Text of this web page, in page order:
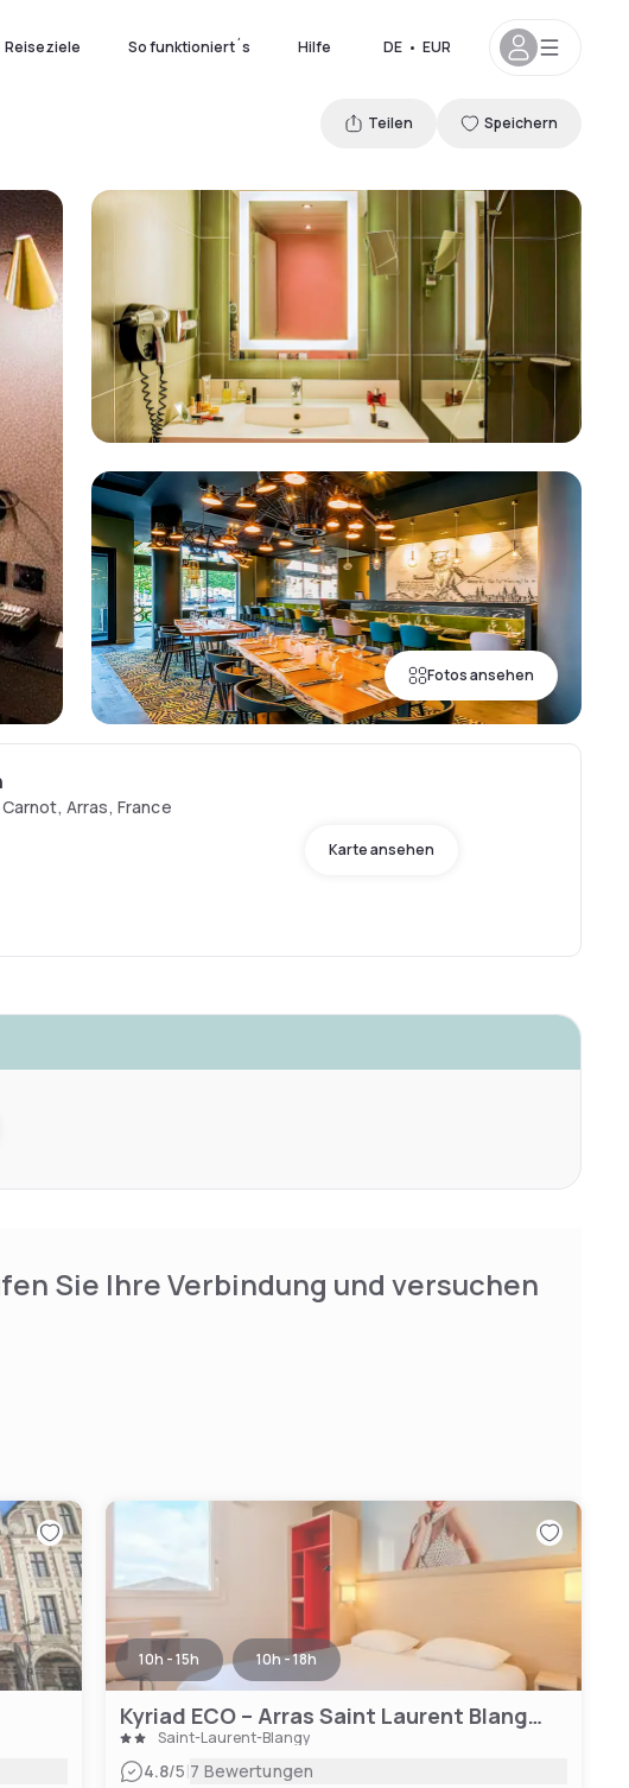
Reiseziele So funktioniert´s Hilfe DE • EUR
Fotos ansehen
Teilen Speichern
Arras, France
Karte ansehen
Sie Ihre Verbindung und versuchen
10h - 15h 10h - 18h
Kyriad ECO – Arras Saint Laurent Blangy Parc Expo
Saint-Laurent-Blangy
4.8/5|7 Bewertungen